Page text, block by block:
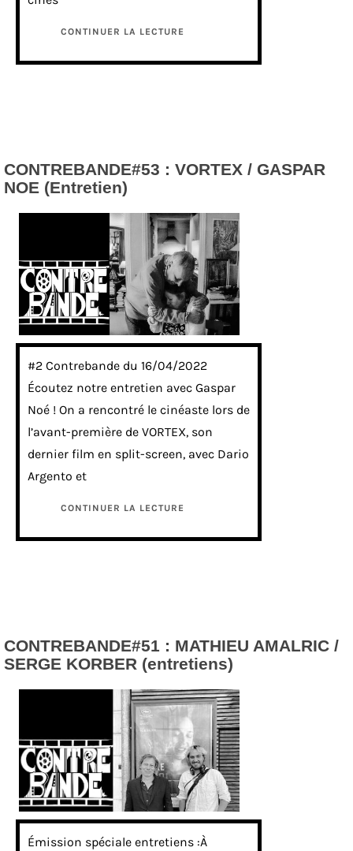
CONTINUER LA LECTURE
CONTREBANDE#53 : VORTEX / GASPAR
NOE (Entretien)
#2 Contrebande du 16/04/2022
Écoutez notre entretien avec Gaspar
Noé ! On a rencontré le cinéaste lors de
l’avant-première de VORTEX, son
dernier film en split-screen, avec Dario
Argento et
CONTINUER LA LECTURE
CONTREBANDE#51 : MATHIEU AMALRIC /
SERGE KORBER (entretiens)
Émission spéciale entretiens :À